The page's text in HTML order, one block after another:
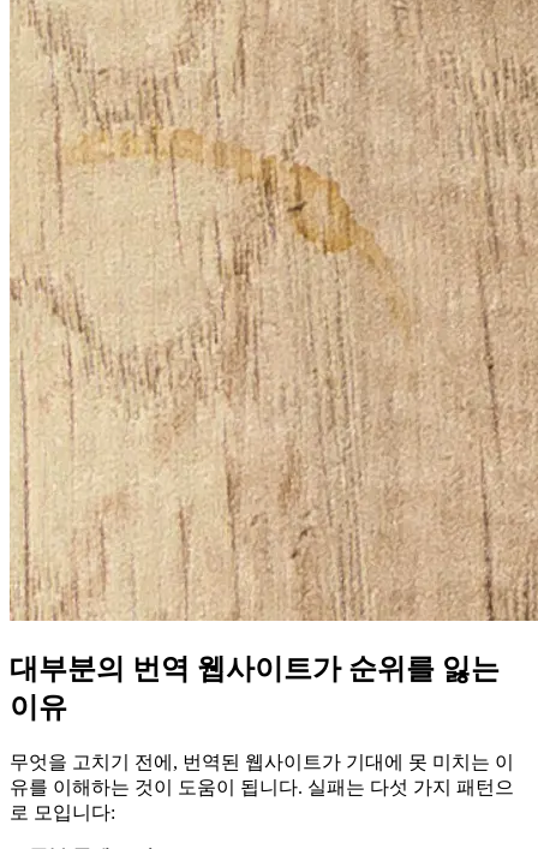
대부분의 번역 웹사이트가 순위를 잃는
이유
무엇을 고치기 전에, 번역된 웹사이트가 기대에 못 미치는 이
유를 이해하는 것이 도움이 됩니다. 실패는 다섯 가지 패턴으
로 모입니다: